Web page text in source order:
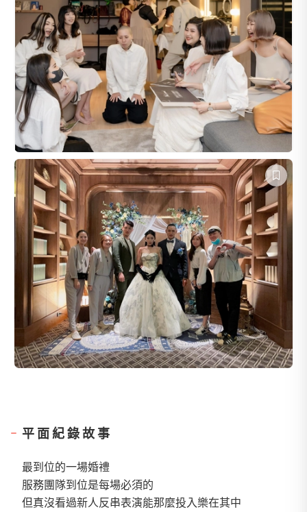
平面紀錄故事
最到位的一場婚禮
服務團隊到位是每場必須的
但真沒看過新人反串表演能那麼投入樂在其中